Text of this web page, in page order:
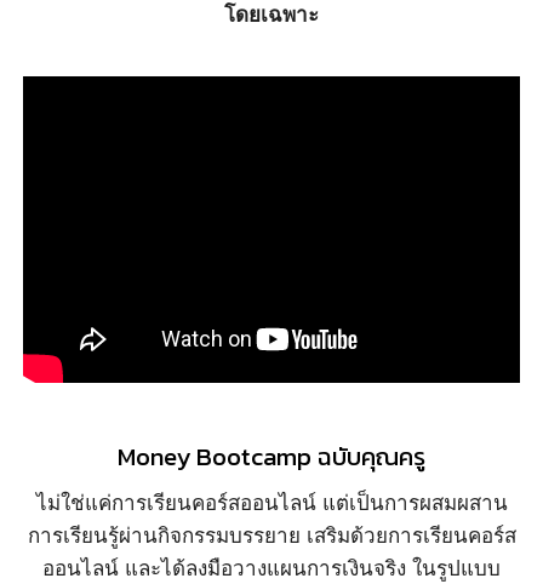
โดยเฉพาะ
Money Bootcamp ฉบับคุณครู
ไม่ใช่แค่การเรียนคอร์สออนไลน์ แต่เป็นการผสมผสาน
การเรียนรู้ผ่านกิจกรรมบรรยาย เสริมด้วยการเรียนคอร์ส
ออนไลน์ และได้ลงมือวางแผนการเงินจริง ในรูปแบบ